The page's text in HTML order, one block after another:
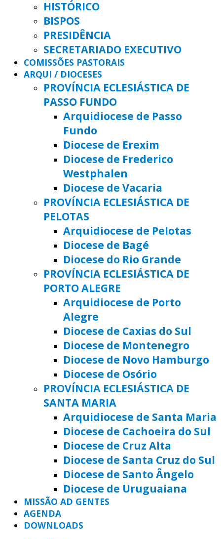
HISTÓRICO
BISPOS
PRESIDÊNCIA
SECRETARIADO EXECUTIVO
COMISSÕES PASTORAIS
ARQUI / DIOCESES
PROVÍNCIA ECLESIÁSTICA DE
PASSO FUNDO
Arquidiocese de Passo
Fundo
Diocese de Erexim
Diocese de Frederico
Westphalen
Diocese de Vacaria
PROVÍNCIA ECLESIÁSTICA DE
PELOTAS
Arquidiocese de Pelotas
Diocese de Bagé
Diocese do Rio Grande
PROVÍNCIA ECLESIÁSTICA DE
PORTO ALEGRE
Arquidiocese de Porto
Alegre
Diocese de Caxias do Sul
Diocese de Montenegro
Diocese de Novo Hamburgo
Diocese de Osório
PROVÍNCIA ECLESIÁSTICA DE
SANTA MARIA
Arquidiocese de Santa Maria
Diocese de Cachoeira do Sul
Diocese de Cruz Alta
Diocese de Santa Cruz do Sul
Diocese de Santo Ângelo
Diocese de Uruguaiana
MISSÃO AD GENTES
AGENDA
DOWNLOADS